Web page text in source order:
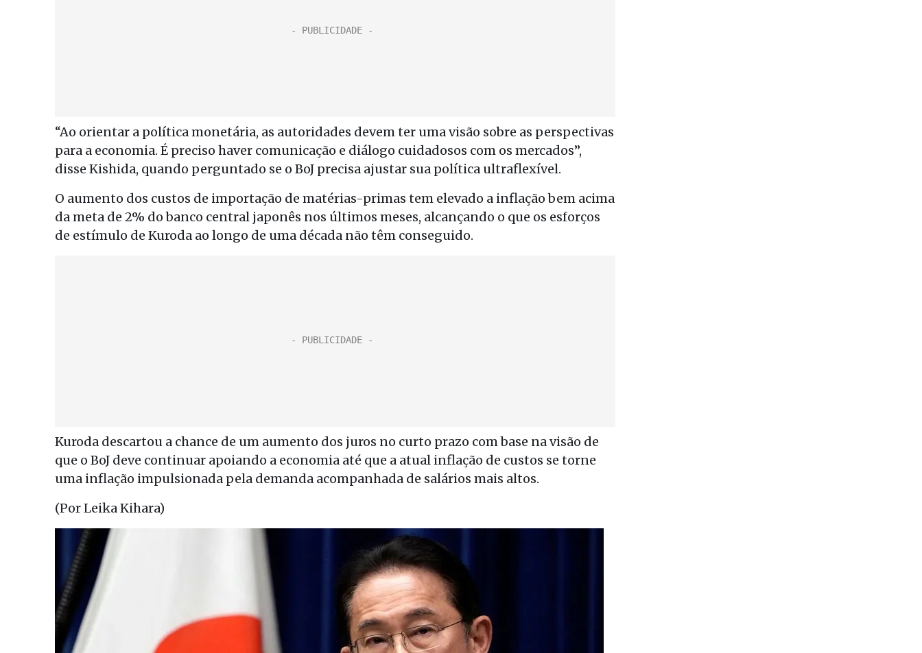
“Ao orientar a política monetária, as autoridades devem ter uma visão sobre as perspectivas
para a economia. É preciso haver comunicação e diálogo cuidadosos com os mercados”,
disse Kishida, quando perguntado se o BoJ precisa ajustar sua política ultraflexível.
O aumento dos custos de importação de matérias-primas tem elevado a inflação bem acima
da meta de 2% do banco central japonês nos últimos meses, alcançando o que os esforços
de estímulo de Kuroda ao longo de uma década não têm conseguido.
Kuroda descartou a chance de um aumento dos juros no curto prazo com base na visão de
que o BoJ deve continuar apoiando a economia até que a atual inflação de custos se torne
uma inflação impulsionada pela demanda acompanhada de salários mais altos.
(Por Leika Kihara)